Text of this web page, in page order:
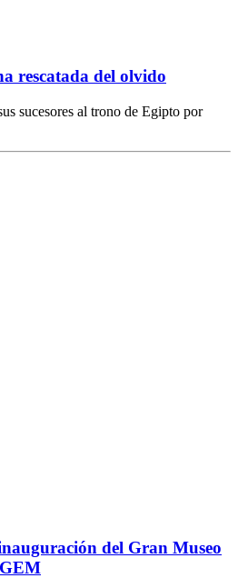
rescatada del olvido
sucesores al trono de Egipto por
del Gran Museo